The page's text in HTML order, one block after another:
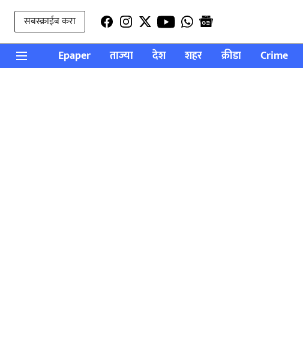
सबस्क्राईब करा
Epaper ताज्या देश शहर क्रीडा Crime